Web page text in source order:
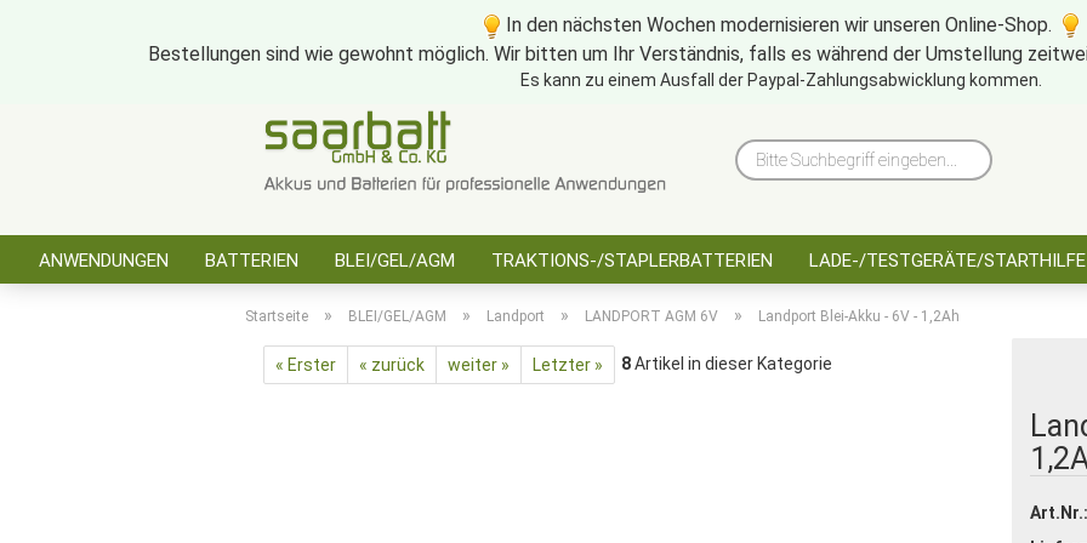
10 Jahre saarbatt
Bitte
In den nächsten Wochen modernisieren wir unseren Online-Shop.
Bestellungen sind wie gewohnt möglich. Wir bitten um Ihr Verständnis, falls es während der Umstellung
Es kann zu einem Ausfall der Paypal-Zahlungsabwicklung kommen.
ANWENDUNGEN BATTERIEN BLEI/GEL/AGM TRAKTIONS-/STAPLERBATTERIEN LADE-/TESTGERÄTE/STARTHILFE
Startseite » BLEI/GEL/AGM » Landport » LANDPORT AGM 6V » Landport Blei-Akku - 6V - 1,2Ah
« Erster « zurück weiter » Letzter » 8Artikel in dieser Kategorie
Art.Nr.: